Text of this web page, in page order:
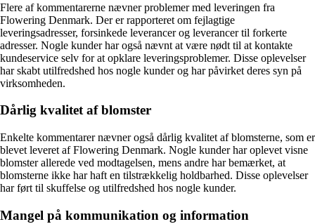
Flere af kommentarerne nævner problemer med leveringen fra
Flowering Denmark. Der er rapporteret om fejlagtige
leveringsadresser, forsinkede leverancer og leverancer til forkerte
adresser. Nogle kunder har også nævnt at være nødt til at kontakte
kundeservice selv for at opklare leveringsproblemer. Disse oplevelser
har skabt utilfredshed hos nogle kunder og har påvirket deres syn på
virksomheden.
Dårlig kvalitet af blomster
Enkelte kommentarer nævner også dårlig kvalitet af blomsterne, som er
blevet leveret af Flowering Denmark. Nogle kunder har oplevet visne
blomster allerede ved modtagelsen, mens andre har bemærket, at
blomsterne ikke har haft en tilstrækkelig holdbarhed. Disse oplevelser
har ført til skuffelse og utilfredshed hos nogle kunder.
Mangel på kommunikation og information